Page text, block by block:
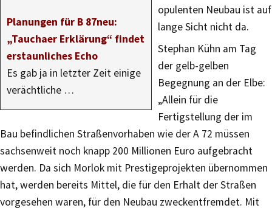
Planungen für B 87neu:
„Tauchaer Erklärung“ findet
erstaunliches Echo
Es gab ja in letzter Zeit einige
verächtliche …
opulenten Neubau ist auf
lange Sicht nicht da.
Stephan Kühn am Tag
der gelb-gelben
Begegnung an der Elbe:
„Allein für die
Fertigstellung der im
Bau befindlichen Straßenvorhaben wie der A 72 müssen
sachsenweit noch knapp 200 Millionen Euro aufgebracht
werden. Da sich Morlok mit Prestigeprojekten übernommen
hat, werden bereits Mittel, die für den Erhalt der Straßen
vorgesehen waren, für den Neubau zweckentfremdet. Mit